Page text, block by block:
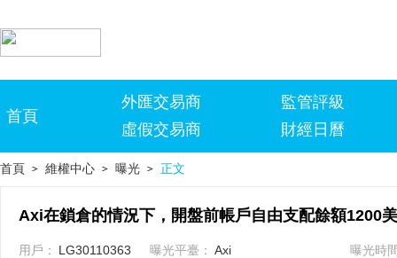
首頁
外匯交易商
虛假交易商
監管評級
財經日曆
首頁 > 維權中心 > 曝光 > 正文
用戶： LG30110363 曝光平臺： Axi 曝光時